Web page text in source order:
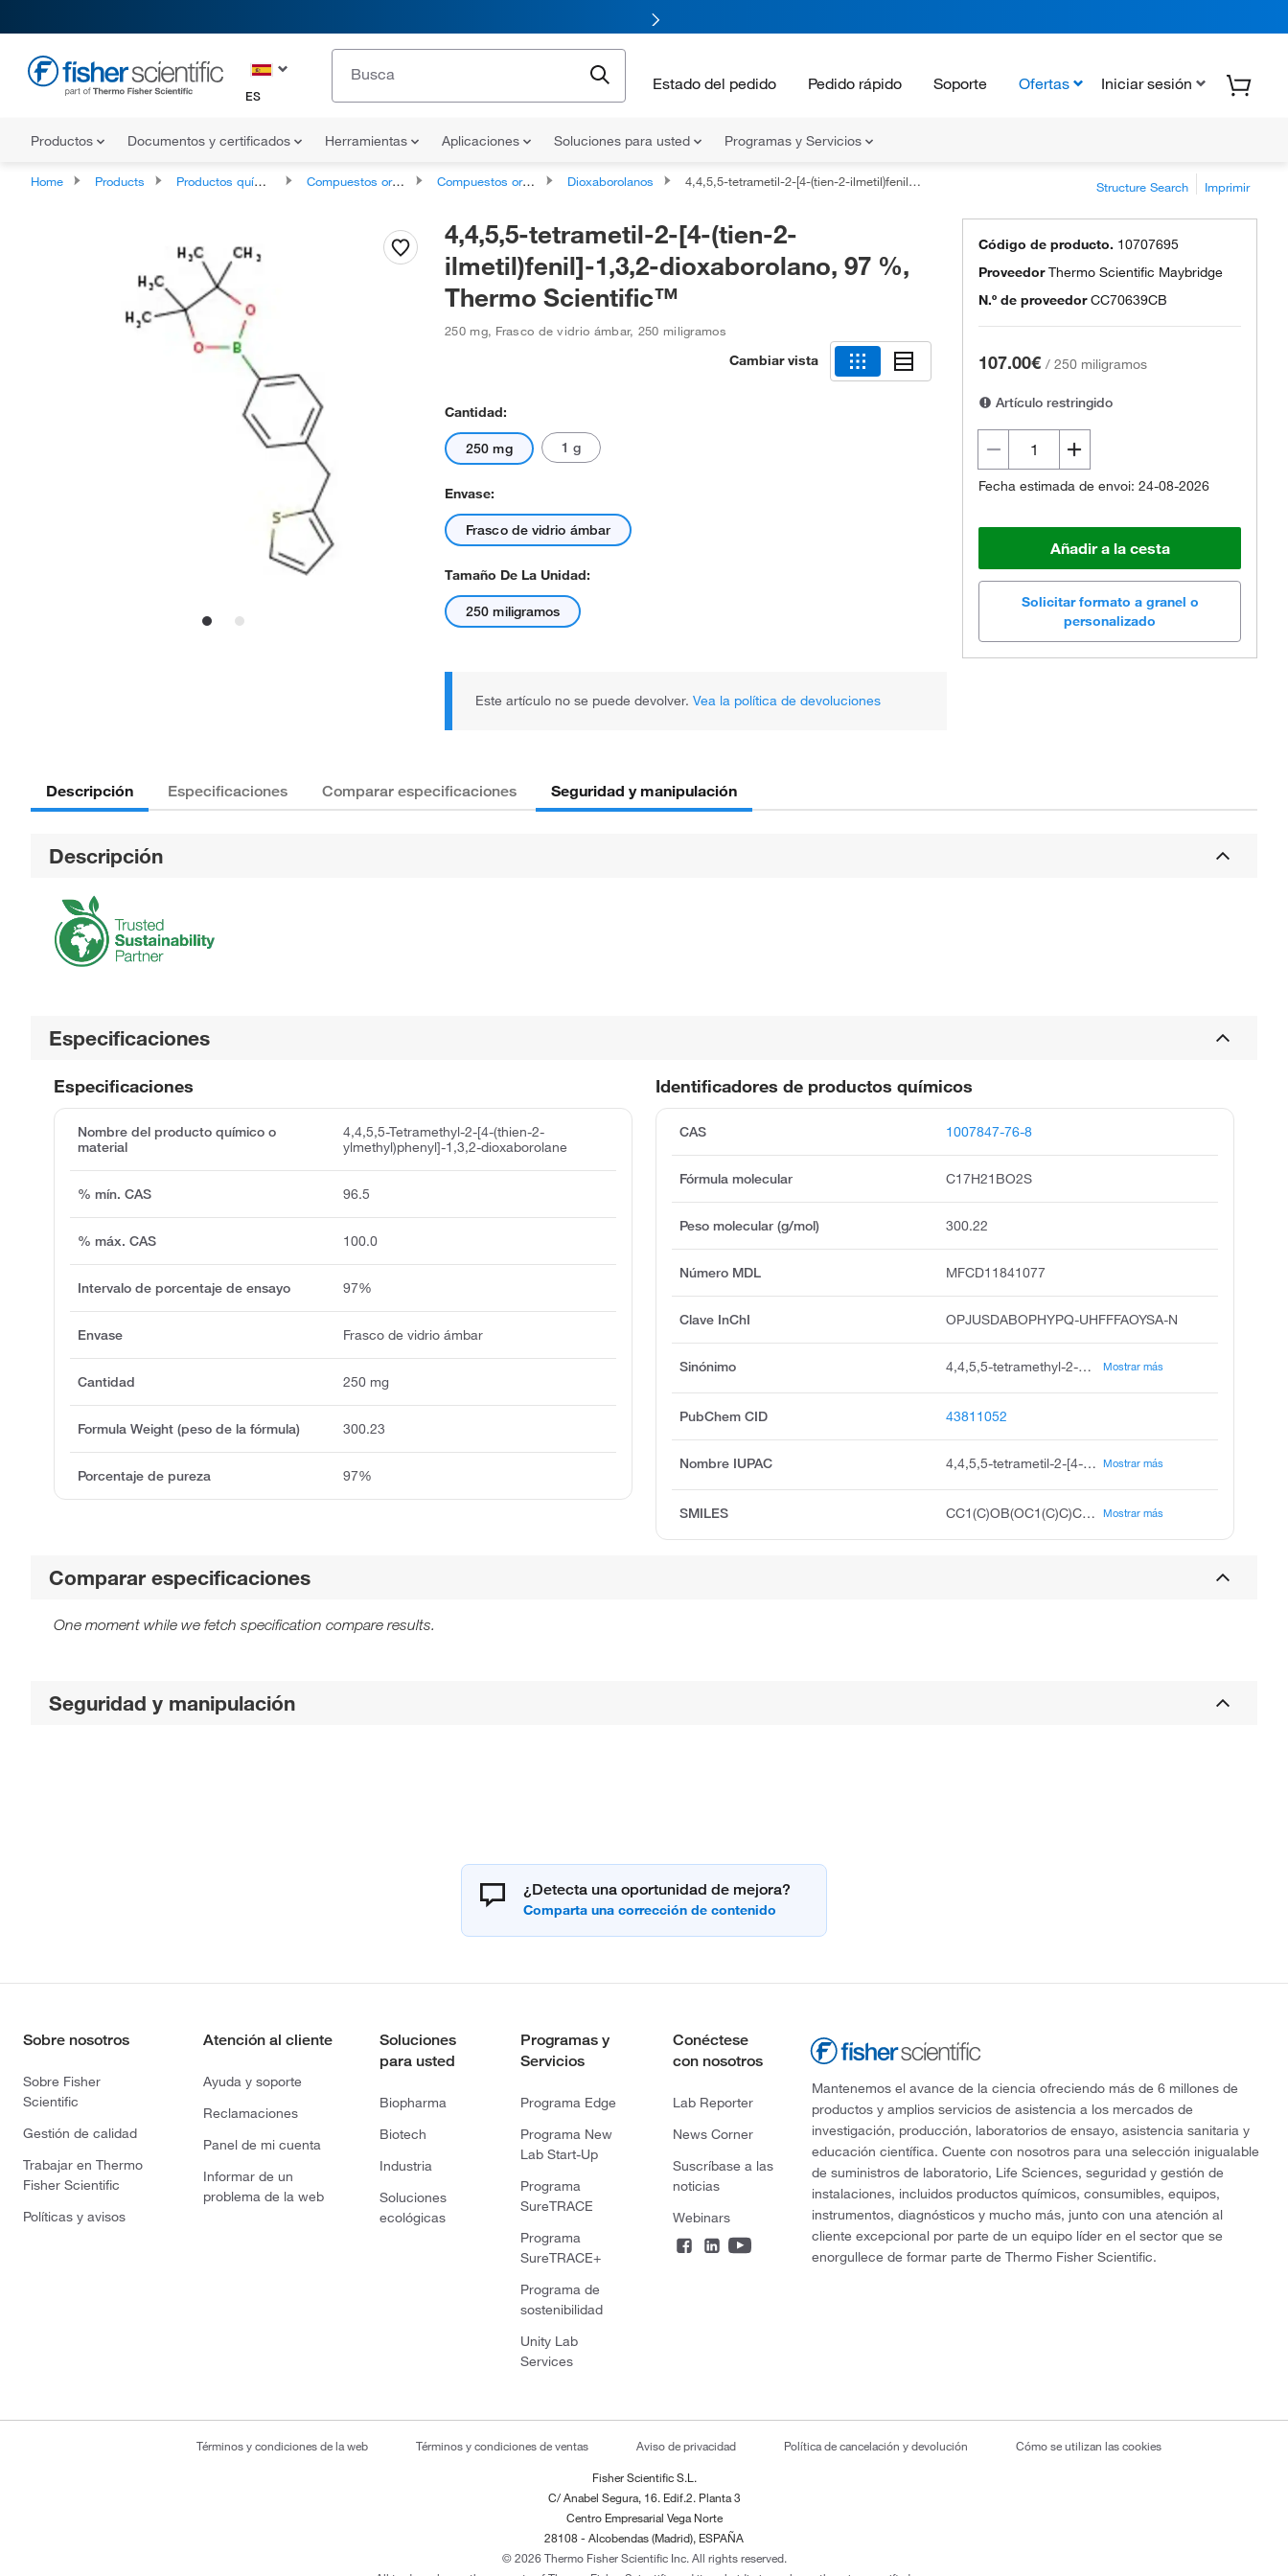
ES
Estado del pedido Pedido rápido Soporte Ofertas Iniciar sesión
Productos Documentos y certificados Herramientas Aplicaciones Soluciones para usted Programas y Servicios
Home Products Productos químicos Compuestos orgánicos Compuestos organoheterocíclicos Dioxaborolanos 4,4,5,5-tetrametil-2-[4-(tien-2-ilmetil)fenil]-1,3,2-dioxaborolano, 97 %, Thermo Scientific™ Structure Search Imprimir
4,4,5,5-tetrametil-2-[4-(tien-2-
ilmetil)fenil]-1,3,2-dioxaborolano, 97 %,
Thermo Scientific™
250 mg, Frasco de vidrio ámbar, 250 miligramos
Cambiar vista
Cantidad:
250 mg 1 g
Envase:
Frasco de vidrio ámbar
Tamaño De La Unidad:
250 miligramos
Este artículo no se puede devolver. Vea la política de devoluciones
Código de producto. 10707695
ProveedorThermo Scientific Maybridge
N.º de proveedor CC70639CB
107.00€ / 250 miligramos
Artículo restringido
Fecha estimada de envoi: 24-08-2026
Añadir a la cesta
Solicitar formato a granel o
personalizado
Descripción Especificaciones Comparar especificaciones Seguridad y manipulación
Descripción
Especificaciones
Identificadores de productos químicos
CAS 1007847-76-8
Fórmula molecular C17H21BO2S
Peso molecular (g/mol) 300.22
Número MDL MFCD11841077
Clave InChI OPJUSDABOPHYPQ-UHFFFAOYSA-N
Sinónimo 4,4,5,5-tetramethyl-2-4-thien-2-ylmethyl phenyl-1,3,2-dioxaborolane, 4,4,5,5-tetramethyl-2-4-thiophen-2-ylmethyl phenyl-1,3,2-dioxaborolane, 4-thien-2-ylmethyl benzeneboronic acid, pinacol ester, 4,4,5,5-tetramethyl-2-4-thiophen-2-yl methyl phenyl-1,3,2-dioxaborolane Mostrar más
PubChem CID 43811052
Nombre IUPAC 4,4,5,5-tetrametil-2-[4-(tiofen-2-ilmetil)fenil]-1,3,2-dioxaborolano Mostrar más
SMILES CC1(C)OB(OC1(C)C)C1=CC=C(CC2=CC=CS2)C=C1 Mostrar más
Especificaciones
Nombre del producto químico o
material
4,4,5,5-Tetramethyl-2-[4-(thien-2-
ylmethyl)phenyl]-1,3,2-dioxaborolane
% mín. CAS 96.5
% máx. CAS 100.0
Intervalo de porcentaje de ensayo 97%
Envase Frasco de vidrio ámbar
Cantidad 250 mg
Formula Weight (peso de la fórmula) 300.23
Porcentaje de pureza 97%
Comparar especificaciones
One moment while we fetch specification compare results.
Seguridad y manipulación
¿Detecta una oportunidad de mejora?
Sobre nosotros
Sobre Fisher
Scientific
Gestión de calidad
Trabajar en Thermo
Fisher Scientific
Políticas y avisos
Atención al cliente
Ayuda y soporte
Reclamaciones
Panel de mi cuenta
Informar de un
problema de la web
Soluciones
para usted
Biopharma
Biotech
Industria
Soluciones
ecológicas
Programas y
Servicios
Programa Edge
Programa New
Lab Start-Up
Programa
SureTRACE
Programa
SureTRACE+
Programa de
sostenibilidad
Unity Lab
Services
Conéctese
con nosotros
Lab Reporter
News Corner
Suscríbase a las
noticias
Webinars
Mantenemos el avance de la ciencia ofreciendo más de 6 millones de
productos y amplios servicios de asistencia a los mercados de
investigación, producción, laboratorios de ensayo, asistencia sanitaria y
educación científica. Cuente con nosotros para una selección inigualable
de suministros de laboratorio, Life Sciences, seguridad y gestión de
instalaciones, incluidos productos químicos, consumibles, equipos,
instrumentos, diagnósticos y mucho más, junto con una atención al
cliente excepcional por parte de un equipo líder en el sector que se
enorgullece de formar parte de Thermo Fisher Scientific.
Términos y condiciones de la web Términos y condiciones de ventas Aviso de privacidad Política de cancelación y devolución Cómo se utilizan las cookies
Fisher Scientific S.L.
C/ Anabel Segura, 16. Edif.2. Planta 3
Centro Empresarial Vega Norte
28108 - Alcobendas (Madrid), ESPAÑA
© 2026 Thermo Fisher Scientific Inc. All rights reserved.